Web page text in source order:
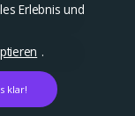
Erlebnis und
.
klar!